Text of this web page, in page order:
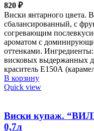
820 ₽
Виски янтарного цвета.
сбалансированный, с
согревающим
ароматом с
оттенками.
висковых выдержанных
краситель Е150А
В корзину
Quick view
Виски купаж.
0,7л